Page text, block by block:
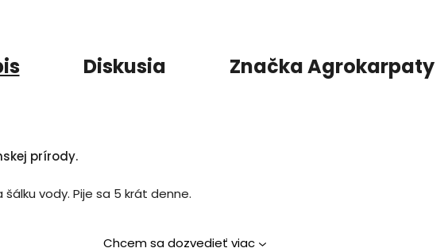
Diskusia ZnačkaAgrokarpaty
prírody.
vody. Pije sa 5 krát denne.
Chcem sa dozvedieť viac